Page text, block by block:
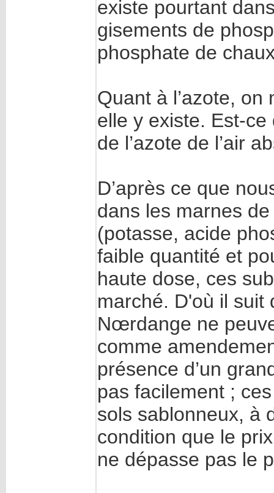
existe pourtant
gisements de
phosphate de
Quant à l’azote,
elle y existe. Est-ce
de l’azote de l’air
D’après ce que
dans les marnes
(potasse, acide
faible quantité et
haute dose, ces
marché. D'où il suit
Nœrdange ne
comme
présence d’un
pas facilement ;
sols sablonneux, à
condition que le
ne dépasse pas le